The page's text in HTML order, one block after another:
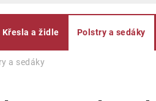
Křesla a židle Polstry a sedáky
a sedáky